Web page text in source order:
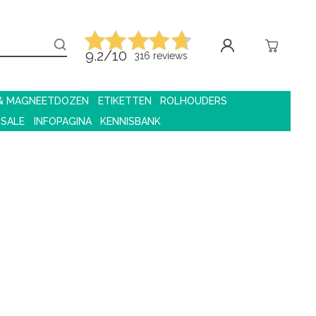
9.2/10 316 reviews
MAGNEETDOZEN ETIKETTEN
ROLHOUDERS
INFOPAGINA KENNISBANK